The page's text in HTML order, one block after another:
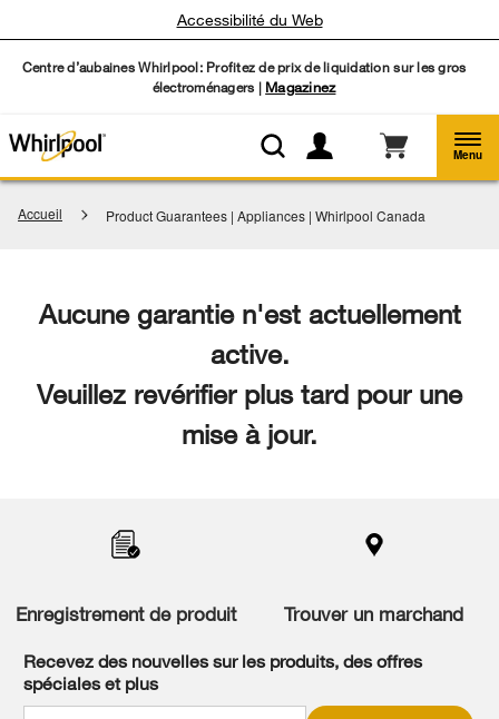
Centre d’aubaines Whirlpool: Profitez de prix de liquidation sur les gros
électroménagers | Magazinez
Accessibilité du Web
Menu
Accueil Product Guarantees | Appliances | Whirlpool Canada
Aucune garantie n'est actuellement
active.
Veuillez revérifier plus tard pour une
mise à jour.
list,
you
find
Enregistrement de produit Trouver un marchand
Recevez des nouvelles sur les produits, des offres
spéciales et plus